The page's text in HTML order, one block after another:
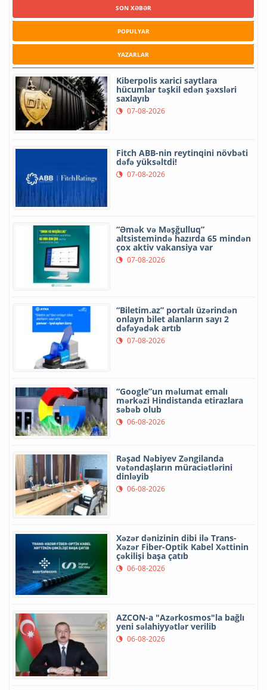
SON XƏBƏR
POPULYAR
YAZARLAR
Kiberpolis xarici saytlara
hücumlar təşkil edən şəxsləri
saxlayıb
07-08-2026
Fitch ABB-nin reytinqini növbəti
dəfə yüksəltdi!
07-08-2026
“Əmək və Məşğulluq”
altsistemində hazırda 65 mindən
çox aktiv vakansiya var
07-08-2026
“Biletim.az” portalı üzərindən
onlayn bilet alanların sayı 2
dəfəyədək artıb
07-08-2026
“Google”un məlumat emalı
mərkəzi Hindistanda etirazlara
səbəb olub
06-08-2026
Rəşad Nəbiyev Zəngilanda
vətəndaşların müraciətlərini
dinləyib
06-08-2026
Xəzər dənizinin dibi ilə Trans-
Xəzər Fiber-Optik Kabel Xəttinin
çəkilişi başa çatıb
06-08-2026
AZCON-a "Azərkosmos"la bağlı
yeni səlahiyyətlər verilib
06-08-2026